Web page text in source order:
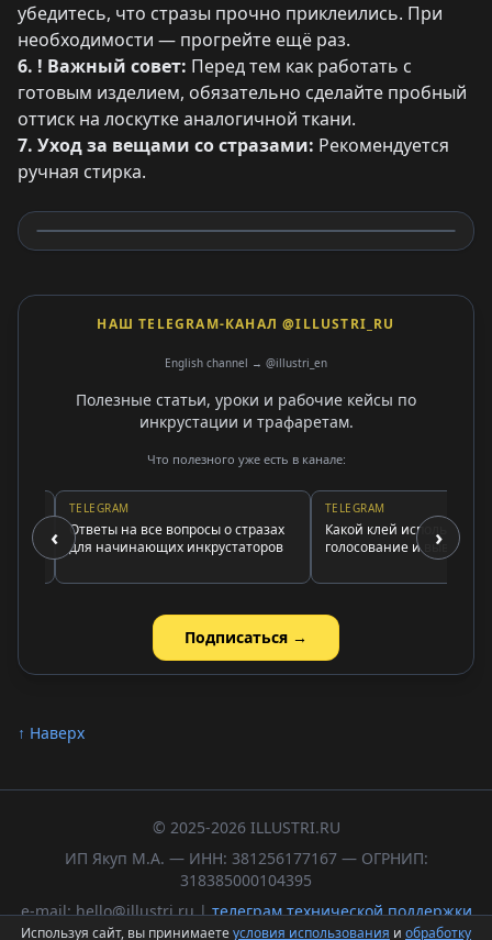
убедитесь, что стразы прочно приклеились. При
необходимости — прогрейте ещё раз.
6. ! Важный совет: Перед тем как работать с
готовым изделием, обязательно сделайте пробный
оттиск на лоскутке аналогичной ткани.
7. Уход за вещами со стразами: Рекомендуется
ручная стирка.
НАШ TELEGRAM-КАНАЛ @ILLUSTRI_RU
English channel → @illustri_en
Полезные статьи, уроки и рабочие кейсы по
инкрустации и трафаретам.
Что полезного уже есть в канале:
‹
TELEGRAM
Ответы на все вопросы о стразах
для начинающих инкрустаторов
TELEGRAM
Какой клей использовать:
голосование и выводы
›
Подписаться →
↑ Наверх
© 2025-2026 ILLUSTRI.RU
ИП Якуп М.А. — ИНН: 381256177167 — ОГРНИП:
318385000104395
e-mail: hello@illustri.ru |телеграм технической поддержки
Используя сайт, вы принимаетеусловия использования и обработку